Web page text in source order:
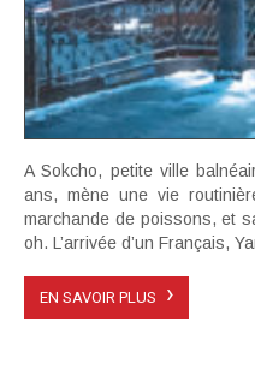
A Sokcho, petite ville
ans, mène une vie
marchande de poissons, et
oh. L’arrivée d’un Français,
EN SAVOIR PLUS ›